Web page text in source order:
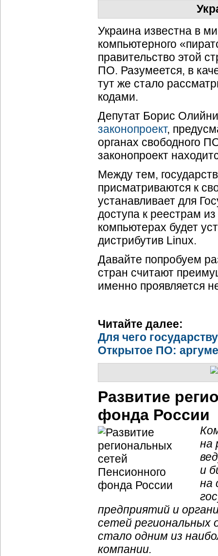
Украина известна в
компьютерного
правительство этой
ПО. Разумеется, в
тут же стало
кодами.
Депутат Борис
законопроект,
органах свободного
законопроект
Между тем,
присматриваются к
устанавливает для
доступа к реестрам
компьютерах будет
дистрибутив Linux.
Давайте попробуем
стран считают
именно проявляется
Читайте далее:
Для чего
Открытое ПО:
Развитие
фонда России
на
и
на
предприятий и
сетей региональных
стало одним из
компании.